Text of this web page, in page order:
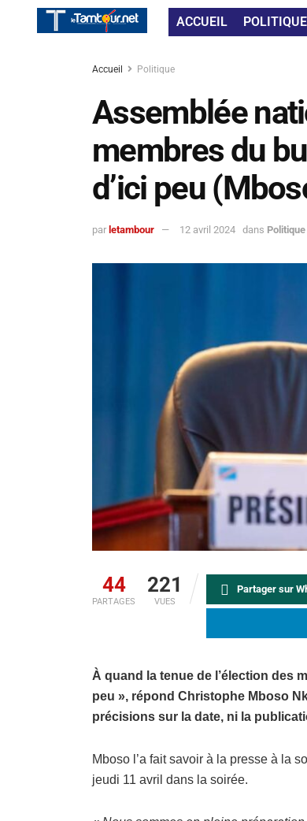
ACCUEIL POLITIQUE
Accueil Politique
Assemblée
membres du
d’ici peu
par letambour 12 avril 2024 dans Politique
44
PARTAGES
221
VUES
Partager sur
À quand la tenue de l’élection des
peu », répond Christophe Mboso
précisions sur la date, ni la
Mboso l’a fait savoir à la presse à la
jeudi 11 avril dans la soirée.